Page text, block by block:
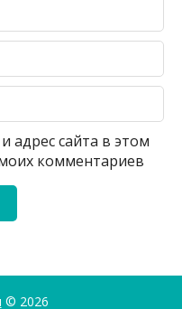
адрес сайта в этом
комментариев
© 2026